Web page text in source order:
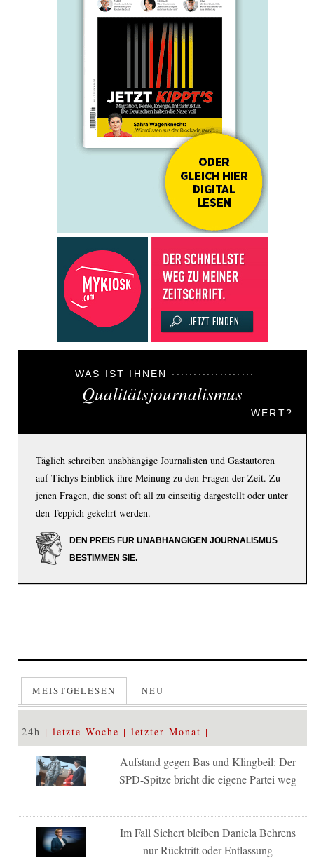
WAS IST IHNEN
Qualitätsjournalismus
WERT?
Täglich schreiben unabhängige Journalisten und Gastautoren
auf Tichys Einblick ihre Meinung zu den Fragen der Zeit. Zu
jenen Fragen, die sonst oft all zu einseitig dargestellt oder unter
den Teppich gekehrt werden.
DEN PREIS FÜR UNABHÄNGIGEN JOURNALISMUS
BESTIMMEN SIE.
MEISTGELESEN NEU
24h letzte Woche letzter Monat
Aufstand gegen Bas und Klingbeil: Der
SPD-Spitze bricht die eigene Partei weg
Im Fall Sichert bleiben Daniela Behrens
nur Rücktritt oder Entlassung